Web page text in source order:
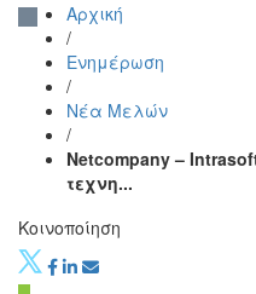
επιχειρήσεων και
βιομηχανιών
Αρχική
/
Ενημέρωση
/
Νέα Μελών
/
Netcompany –
τεχνη...
Κοινοποίηση